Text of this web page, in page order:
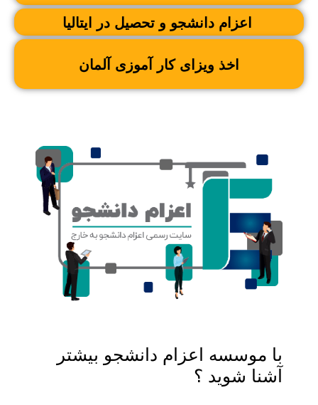
اعزام دانشجو و تحصیل در ایتالیا
اخذ ویزای کار آموزی آلمان
با موسسه اعزام دانشجو بیشتر
آشنا شوید ؟